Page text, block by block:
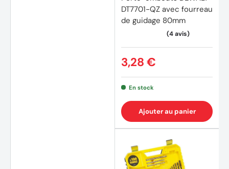
DT7701-QZ avec fourreau
de guidage 80mm
3,28 €
En stock
Ajouter au panier